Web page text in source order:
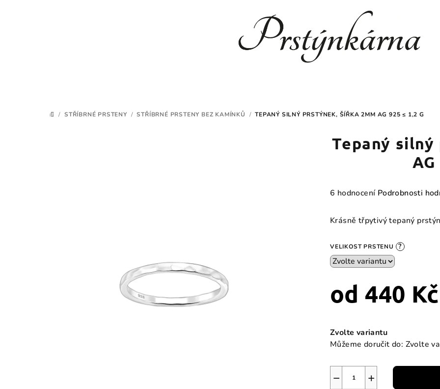
DOMŮ
/ STŘÍBRNÉ PRSTENY / STŘÍBRNÉ PRSTENY BEZ KAMÍNKŮ / TEPANÝ SILNÝ PRSTÝNEK, ŠÍŘKA 2MM AG 925 ≤ 1,2 G
Tepaný
Průměrné
produktu
z
5
6 hodnocení Podrobnosti
Krásně třpytivý tepaný
VELIKOST PRSTENU ?
od 440 Kč
cena:
Zvolte variantu
Můžeme doručit do: Zvolte
+
−